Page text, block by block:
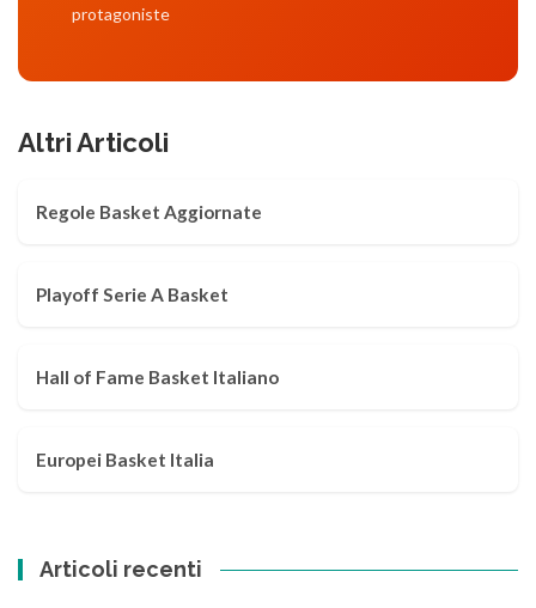
protagoniste
Altri Articoli
Regole Basket Aggiornate
Playoff Serie A Basket
Hall of Fame Basket Italiano
Europei Basket Italia
Articoli recenti